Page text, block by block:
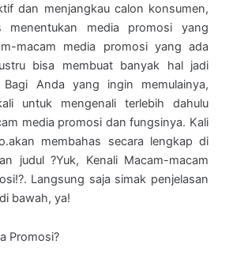
dan menjangkau calon konsumen,
menentukan media promosi yang
macam media promosi yang ada
bisa membuat banyak hal jadi
Anda yang ingin memulainya,
untuk mengenali terlebih dahulu
media promosi dan fungsinya. Kali
membahas secara lengkap di
judul ?Yuk, Kenali Macam-macam
Langsung saja simak penjelasan
bawah, ya!
Promosi?